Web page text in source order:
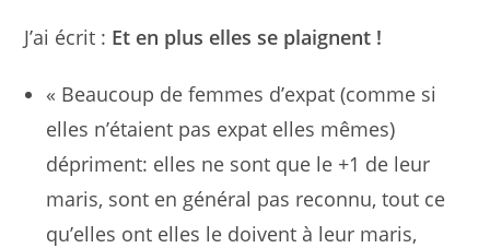
J’ai écrit : Et en plus elles se plaignent !
« Beaucoup de femmes d’expat (comme si
elles n’étaient pas expat elles mêmes)
dépriment: elles ne sont que le +1 de leur
maris, sont en général pas reconnu, tout ce
qu’elles ont elles le doivent à leur maris,